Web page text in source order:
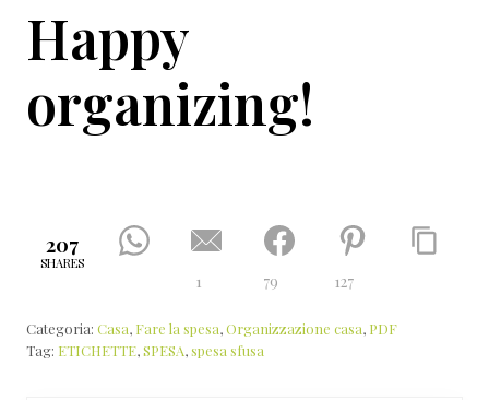
Happy
organizing!
207
SHARES
1 79 127
Categoria: Casa, Fare la spesa,Organizzazione casa, PDF
Tag: ETICHETTE,SPESA,spesa sfusa